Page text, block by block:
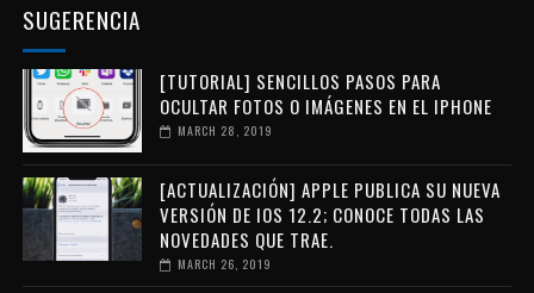
SUGERENCIA
[TUTORIAL] SENCILLOS PASOS PARA
OCULTAR FOTOS O IMÁGENES EN EL IPHONE
MARCH 28, 2019
[ACTUALIZACIÓN] APPLE PUBLICA SU NUEVA
VERSIÓN DE IOS 12.2; CONOCE TODAS LAS
NOVEDADES QUE TRAE.
MARCH 26, 2019